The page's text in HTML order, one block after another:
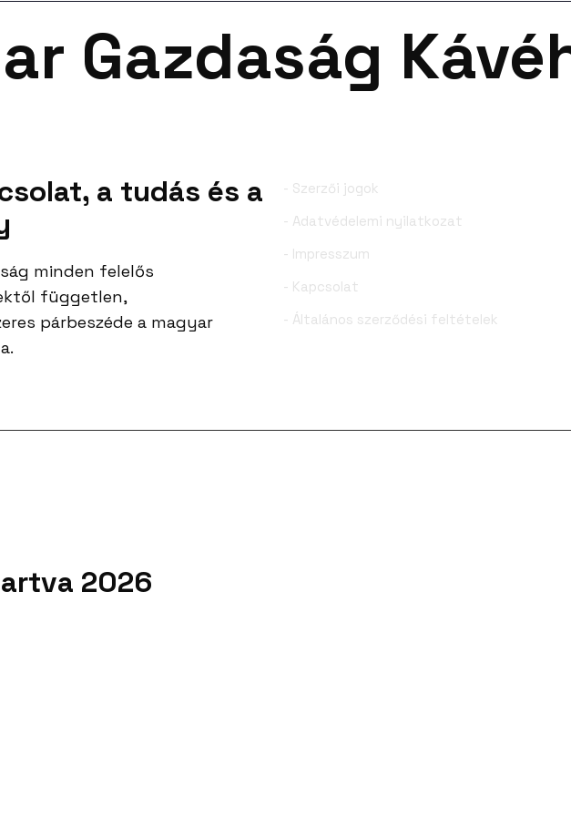
Szervezetünk Szolgáltatásaink
Rólunk Szervezetünk Események Szolgáltatásaink
Gazdaság
a tudás és a
minden felelős
független,
párbeszéde a magyar
- Szerzői jogok
- Adatvédelemi nyilatkozat
- Impresszum
- Kapcsolat
- Általános szerződési feltételek
2026